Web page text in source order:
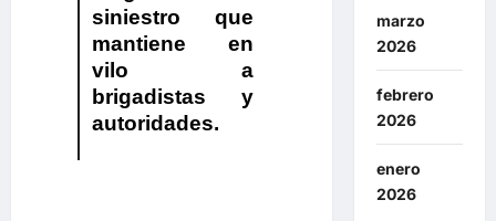
siniestro que
mantiene en
vilo a
brigadistas y
autoridades.
marzo
2026
febrero
2026
enero
2026